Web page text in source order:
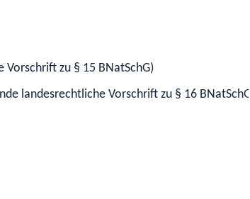
Vorschrift zu § 15 BNatSchG)
landesrechtliche Vorschrift zu § 16 BNatSchG)